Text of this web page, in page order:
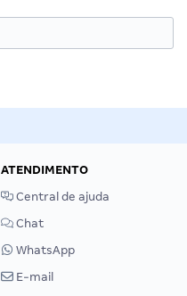
ATENDIMENTO
Central de ajuda
Chat
WhatsApp
E-mail